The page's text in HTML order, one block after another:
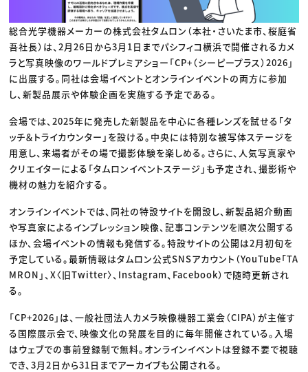
総合光学機器メーカーの株式会社タムロン（本社・さいたま市、桜庭省
吾社長）は、2月26日から3月1日までパシフィコ横浜で開催されるカメ
ラと写真映像のワールドプレミアショー「CP+（シーピープラス）2026」
に出展する。同社は会場イベントとオンラインイベントの両方に参加
し、新製品展示や体験企画を実施する予定である。
会場では、2025年に発売した新製品を中心に各種レンズを試せる「タ
ッチ＆トライカウンター」を設ける。中央には特別な被写体ステージを
用意し、来場者がその場で撮影体験を楽しめる。さらに、人気写真家や
クリエイターによる「タムロンイベントステージ」も予定され、撮影術や
機材の魅力を紹介する。
オンラインイベントでは、同社の特設サイトを開設し、新製品紹介動画
や写真家によるインプレッション映像、記事コンテンツを順次公開する
ほか、会場イベントの情報も発信する。特設サイトの公開は2月初旬を
予定している。最新情報はタムロン公式SNSアカウント（YouTube「TA
MRON」、X〈旧Twitter〉、Instagram、Facebook）で随時更新され
る。
「CP+2026」は、一般社団法人カメラ映像機器工業会（CIPA）が主催す
る国際展示会で、映像文化の発展を目的に毎年開催されている。入場
はウェブでの事前登録制で無料。オンラインイベントは登録不要で視聴
でき、3月2日から31日までアーカイブも公開される。